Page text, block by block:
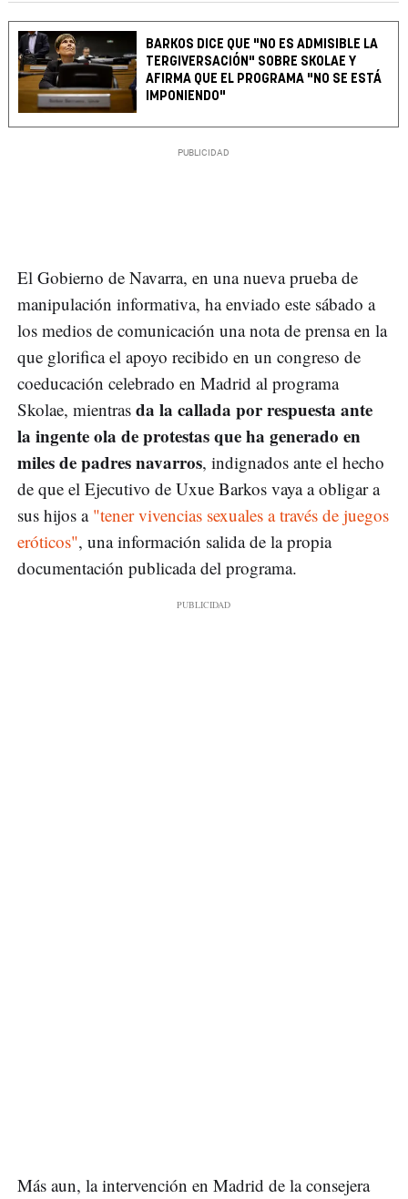
BARKOS DICE QUE "NO ES ADMISIBLE LA
TERGIVERSACIÓN" SOBRE SKOLAE Y
AFIRMA QUE EL PROGRAMA "NO SE ESTÁ
IMPONIENDO"
El Gobierno de Navarra, en una nueva prueba de
manipulación informativa, ha enviado este sábado a
los medios de comunicación una nota de prensa en la
que glorifica el apoyo recibido en un congreso de
coeducación celebrado en Madrid al programa
Skolae, mientras da la callada por respuesta ante
la ingente ola de protestas que ha generado en
miles de padres navarros, indignados ante el hecho
de que el Ejecutivo de Uxue Barkos vaya a obligar a
sus hijos a"tener vivencias sexuales a través de juegos
eróticos", una información salida de la propia
documentación publicada del programa.
Más aun, la intervención en Madrid de la consejera